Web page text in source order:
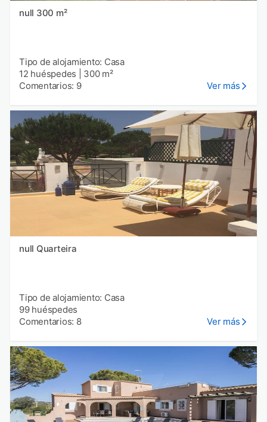
null 300 m²
Tipo de alojamiento: Casa
12 huéspedes
300 m²
Comentarios: 9
Ver más
null Quarteira
Tipo de alojamiento: Casa
99 huéspedes
Comentarios: 8
Ver más